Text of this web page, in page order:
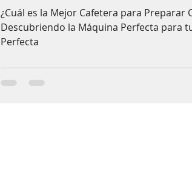
¿Cuál es la Mejor Cafetera para Preparar
Descubriendo la Máquina Perfecta para
Perfecta